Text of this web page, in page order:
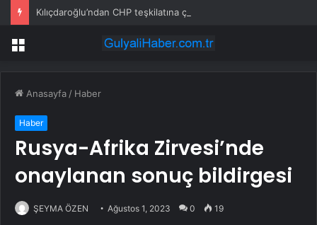
Menü
Anasayfa / Haber
Haber
Rusya-Afrika Zirvesi’nde
onaylanan sonuç bildirgesi
ŞEYMA ÖZEN Ağustos 1, 2023 0 19